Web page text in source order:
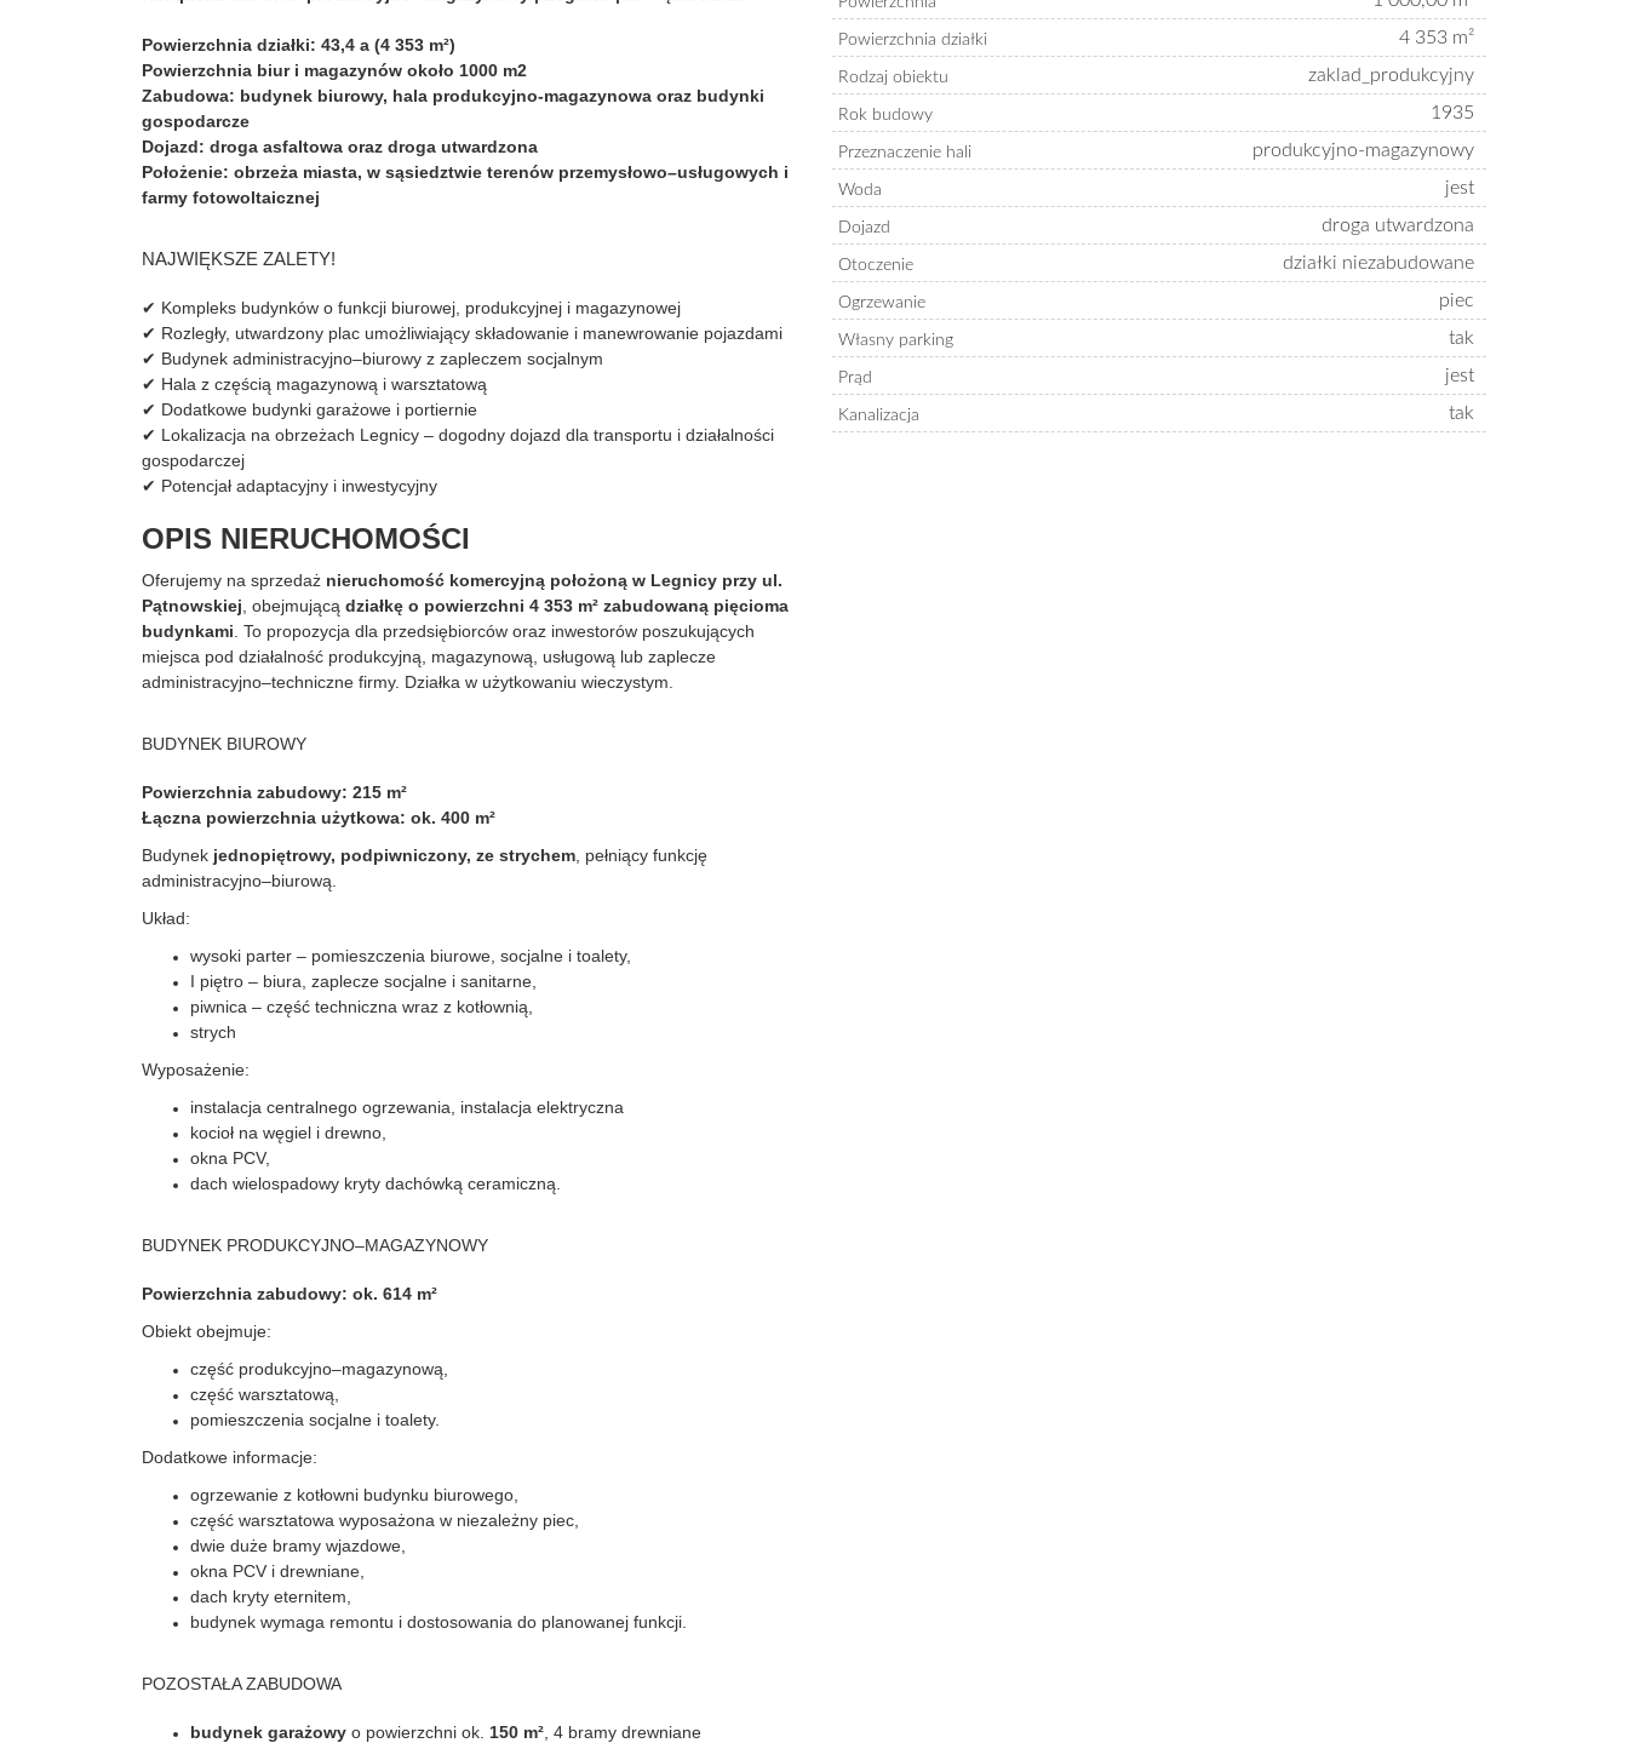
Powierzchnia działki: 43,4 a (4 353 m²)
Powierzchnia biur i magazynów około 1000 m2
Zabudowa: budynek biurowy, hala produkcyjno-magazynowa oraz budynki
gospodarcze
Dojazd: droga asfaltowa oraz droga utwardzona
Położenie: obrzeża miasta, w sąsiedztwie terenów przemysłowo–usługowych i
farmy fotowoltaicznej
NAJWIĘKSZE ZALETY!
✔ Kompleks budynków o funkcji biurowej, produkcyjnej i magazynowej
✔ Rozległy, utwardzony plac umożliwiający składowanie i manewrowanie pojazdami
✔ Budynek administracyjno–biurowy z zapleczem socjalnym
✔ Hala z częścią magazynową i warsztatową
✔ Dodatkowe budynki garażowe i portiernie
✔ Lokalizacja na obrzeżach Legnicy – dogodny dojazd dla transportu i działalności
gospodarczej
✔ Potencjał adaptacyjny i inwestycyjny
OPIS NIERUCHOMOŚCI
Oferujemy na sprzedaż nieruchomość komercyjną położoną w Legnicy przy ul.
Pątnowskiej , obejmującą działkę o powierzchni 4 353 m² zabudowaną pięcioma
budynkami . To propozycja dla przedsiębiorców oraz inwestorów poszukujących
miejsca pod działalność produkcyjną, magazynową, usługową lub zaplecze
administracyjno–techniczne firmy. Działka w użytkowaniu wieczystym.
BUDYNEK BIUROWY
Powierzchnia zabudowy: 215 m²
Łączna powierzchnia użytkowa: ok. 400 m²
Budynek jednopiętrowy, podpiwniczony, ze strychem , pełniący funkcję
administracyjno–biurową.
Układ:
wysoki parter – pomieszczenia biurowe, socjalne i toalety,
I piętro – biura, zaplecze socjalne i sanitarne,
piwnica – część techniczna wraz z kotłownią,
strych
Wyposażenie:
instalacja centralnego ogrzewania, instalacja elektryczna
kocioł na węgiel i drewno,
okna PCV,
dach wielospadowy kryty dachówką ceramiczną.
BUDYNEK PRODUKCYJNO–MAGAZYNOWY
Powierzchnia zabudowy: ok. 614 m²
Obiekt obejmuje:
część produkcyjno–magazynową,
część warsztatową,
pomieszczenia socjalne i toalety.
Dodatkowe informacje:
ogrzewanie z kotłowni budynku biurowego,
część warsztatowa wyposażona w niezależny piec,
dwie duże bramy wjazdowe,
okna PCV i drewniane,
dach kryty eternitem,
budynek wymaga remontu i dostosowania do planowanej funkcji.
POZOSTAŁA ZABUDOWA
budynek garażowy o powierzchni ok. 150 m² , 4 bramy drewniane
Powierzchnia działki 4 353 m²
Rodzaj obiektu zaklad_produkcyjny
Rok budowy 1935
Przeznaczenie hali produkcyjno-magazynowy
Woda jest
Dojazd droga utwardzona
Otoczenie działki niezabudowane
Ogrzewanie piec
Własny parking tak
Prąd jest
Kanalizacja tak